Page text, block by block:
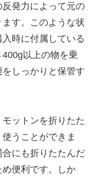
発力によって元の
す。このような状
時に付属している
以上の物を乗
しっかりと保管す
ットンを折りたた
うことができま
にも折りたたんだ
便利です。しか